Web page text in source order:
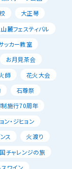
大正琴
麓フェスティバル
ッカー教室
お月見茶会
師
花火大会
石尊祭
施行70周年
ン・ジヒョン
ス
火渡り
チャレンジの旅
ワイン